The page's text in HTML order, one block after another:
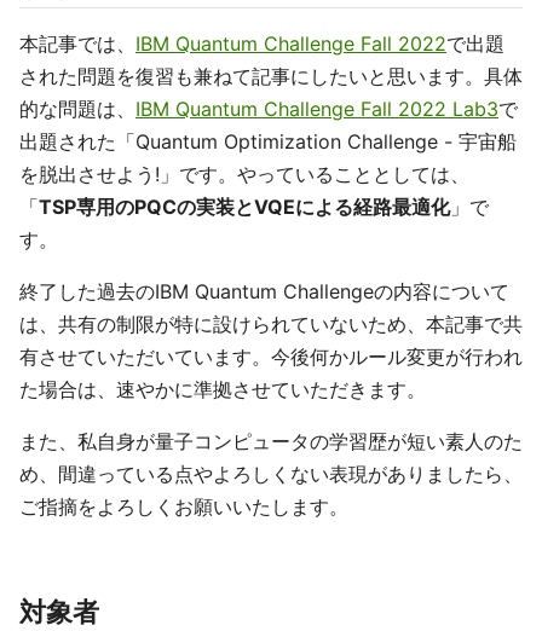
本記事では、 IBM Quantum Challenge Fall 2022で出題
された問題を復習も兼ねて記事にしたいと思います。具体
的な問題は、 IBM Quantum Challenge Fall 2022 Lab3で
出題された「Quantum Optimization Challenge - 宇宙船
を脱出させよう!」です。やっていることとしては、
「TSP専用のPQCの実装とVQEによる経路最適化」で
す。
終了した過去のIBM Quantum Challengeの内容について
は、共有の制限が特に設けられていないため、本記事で共
有させていただいています。今後何かルール変更が行われ
た場合は、速やかに準拠させていただきます。
また、私自身が量子コンピュータの学習歴が短い素人のた
め、間違っている点やよろしくない表現がありましたら、
ご指摘をよろしくお願いいたします。
対象者